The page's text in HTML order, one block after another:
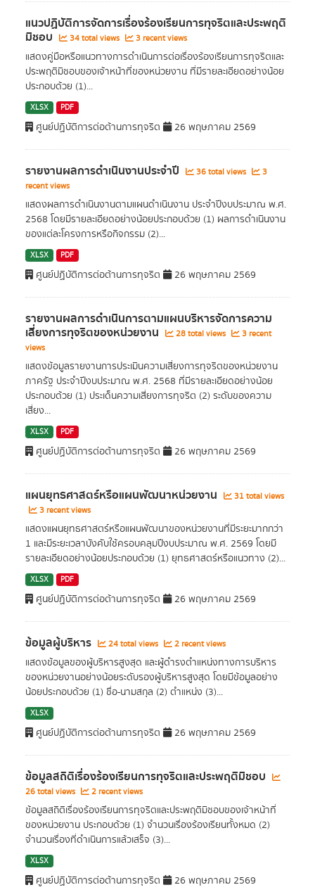
แนวปฏิบัติการจัดการเรื่องร้องเรียนการทุจริตและประพฤติ
มิชอบ 34 total views 3 recent views
แสดงคู่มือหรือแนวทางการดำเนินการต่อเรื่องร้องเรียนการทุจริตและ
ประพฤติมิชอบของเจ้าหน้าที่ของหน่วยงาน ที่มีรายละเอียดอย่างน้อย
ประกอบด้วย (1)...
XLSX PDF
ศูนย์ปฏิบัติการต่อต้านการทุจริต 26 พฤษภาคม 2569
รายงานผลการดำเนินงานประจำปี 36 total views
3
recent views
แสดงผลการดำเนินงานตามแผนดำเนินงาน ประจำปีงบประมาณ พ.ศ.
2568 โดยมีรายละเอียดอย่างน้อยประกอบด้วย (1) ผลการดำเนินงาน
ของแต่ละโครงการหรือกิจกรรม (2)...
XLSX PDF
ศูนย์ปฏิบัติการต่อต้านการทุจริต 26 พฤษภาคม 2569
รายงานผลการดำเนินการตามแผนบริหารจัดการความ
เสี่ยงการทุจริตของหน่วยงาน 28 total views
3 recent
views
แสดงข้อมูลรายงานการประเมินความเสี่ยงการทุจริตของหน่วยงาน
ภาครัฐ ประจำปีงบประมาณ พ.ศ. 2568 ที่มีรายละเอียดอย่างน้อย
ประกอบด้วย (1) ประเด็นความเสี่ยงการทุจริต (2) ระดับของความ
เสี่ยง...
XLSX PDF
ศูนย์ปฏิบัติการต่อต้านการทุจริต 26 พฤษภาคม 2569
แผนยุทธศาสตร์หรือแผนพัฒนาหน่วยงาน
31 total views
3 recent views
แสดงแผนยุทธศาสตร์หรือแผนพัฒนาของหน่วยงานที่มีระยะมากกว่า
1 และมีระยะเวลาบังคับใช้ครอบคลุมปีงบประมาณ พ.ศ. 2569 โดยมี
รายละเอียดอย่างน้อยประกอบด้วย (1) ยุทธศาสตร์หรือแนวทาง (2)...
XLSX PDF
ศูนย์ปฏิบัติการต่อต้านการทุจริต 26 พฤษภาคม 2569
ข้อมูลผู้บริหาร 24 total views 2 recent views
แสดงข้อมูลของผู้บริหารสูงสุด และผู้ดำรงตำแหน่งทางการบริหาร
ของหน่วยงานอย่างน้อยระดับรองผู้บริหารสูงสุด โดยมีข้อมูลอย่าง
น้อยประกอบด้วย (1) ชื่อ-นามสกุล (2) ตำแหน่ง (3)...
XLSX
ศูนย์ปฏิบัติการต่อต้านการทุจริต 26 พฤษภาคม 2569
ข้อมูลสถิติเรื่องร้องเรียนการทุจริตและประพฤติมิชอบ
26 total views 2 recent views
ข้อมูลสถิติเรื่องร้องเรียนการทุจริตและประพฤติมิชอบของเจ้าหน้าที่
ของหน่วยงาน ประกอบด้วย (1) จำนวนเรื่องร้องเรียนทั้งหมด (2)
จำนวนเรื่องที่ดำเนินการแล้วเสร็จ (3)...
XLSX
ศูนย์ปฏิบัติการต่อต้านการทุจริต 26 พฤษภาคม 2569